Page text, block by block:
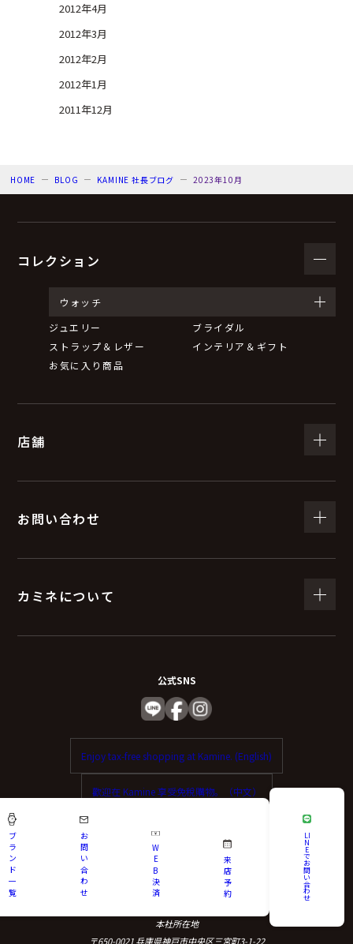
2012年4月
2012年3月
2012年2月
2012年1月
2011年12月
HOME BLOG KAMINE 社長ブログ 2023年10月
コレクション
ウォッチ
ジュエリー
ブライダル
ストラップ＆レザー
インテリア＆ギフト
お気に入り商品
店舗
お問い合わせ
カミネについて
公式SNS
Enjoy tax-free shopping at Kamine. (English)
歡迎在 Kamine 享受免稅購物。（中文）
神戸 時計・宝飾正規販売店カミネ
Authorized Dealer Watches and Fine Jewellery, Kobe Kamine
本社所在地
〒650-0021 兵庫県神戸市中央区三宮町3-1-22
ブ
ラ
ン
ド
一
覧
お
問
い
合
わ
せ
W
E
B
決
済
来
店
予
約
LI
N
E
で
お
問
い
合
わ
せ